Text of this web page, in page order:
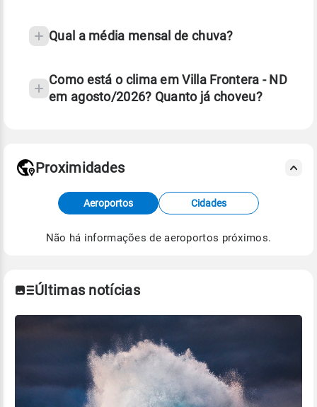
Qual a média mensal de chuva?
Como está o clima em Villa Frontera - ND
em agosto/2026? Quanto já choveu?
Fonte: dados combinados de estações
meteorológicas e satélite do Centro de Previsão
de Tempo e Estudos Climáticos (CPTEC).
Proximidades
Aeroportos Cidades
Não há informações de aeroportos próximos.
Últimas notícias